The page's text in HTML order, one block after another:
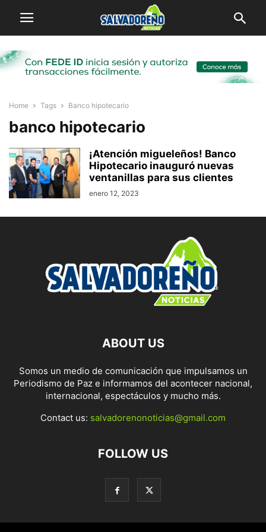
Home Tags Banco hipotecario
banco hipotecario
¡Atención migueleños! Banco
Hipotecario inauguró nuevas
ventanillas para sus clientes
enero 12, 2023
ABOUT US
Somos un medio de comunicación que impulsamos un
Periodismo de Paz e informamos del acontecer nacional,
internacional, espectáculos y mucho más.
Contact us: salvadorenonoticias@gmail.com
FOLLOW US